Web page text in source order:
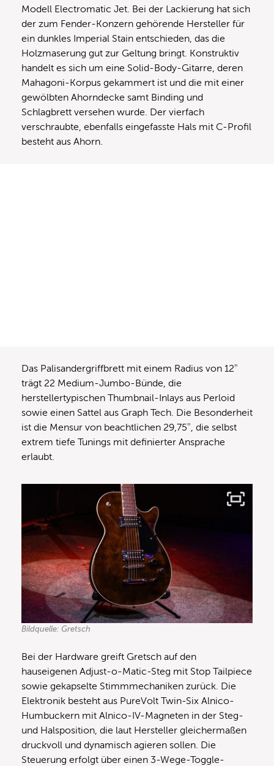
Modell Electromatic Jet. Bei der Lackierung hat sich
der zum Fender-Konzern gehörende Hersteller für
ein dunkles Imperial Stain entschieden, das die
Holzmaserung gut zur Geltung bringt. Konstruktiv
handelt es sich um eine Solid-Body-Gitarre, deren
Mahagoni-Korpus gekammert ist und die mit einer
gewölbten Ahorndecke samt Binding und
Schlagbrett versehen wurde. Der vierfach
verschraubte, ebenfalls eingefasste Hals mit C-Profil
besteht aus Ahorn.
Das Palisandergriffbrett mit einem Radius von 12″
trägt 22 Medium-Jumbo-Bünde, die
herstellertypischen Thumbnail-Inlays aus Perloid
sowie einen Sattel aus Graph Tech. Die Besonderheit
ist die Mensur von beachtlichen 29,75″, die selbst
extrem tiefe Tunings mit definierter Ansprache
erlaubt.
Bildquelle: Gretsch
Bei der Hardware greift Gretsch auf den
hauseigenen Adjust-o-Matic-Steg mit Stop Tailpiece
sowie gekapselte Stimmmechaniken zurück. Die
Elektronik besteht aus PureVolt Twin-Six Alnico-
Humbuckern mit Alnico-IV-Magneten in der Steg-
und Halsposition, die laut Hersteller gleichermaßen
druckvoll und dynamisch agieren sollen. Die
Steuerung erfolgt über einen 3-Wege-Toggle-